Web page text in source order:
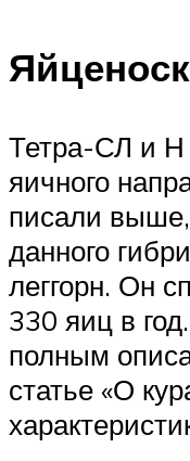
Тетра-СЛ и
яичного
писали
данного
леггорн. Он
330 яиц в
полным
статье «О